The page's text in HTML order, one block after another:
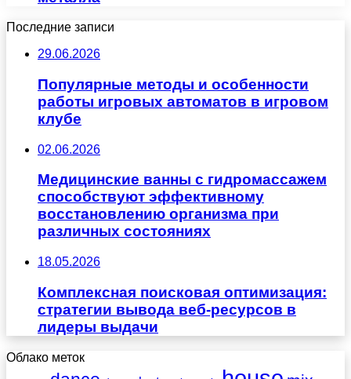
Последние записи
29.06.2026
Популярные методы и особенности
работы игровых автоматов в игровом
клубе
02.06.2026
Медицинские ванны с гидромассажем
способствуют эффективному
восстановлению организма при
различных состояниях
18.05.2026
Комплексная поисковая оптимизация:
стратегии вывода веб-ресурсов в
лидеры выдачи
Облако меток